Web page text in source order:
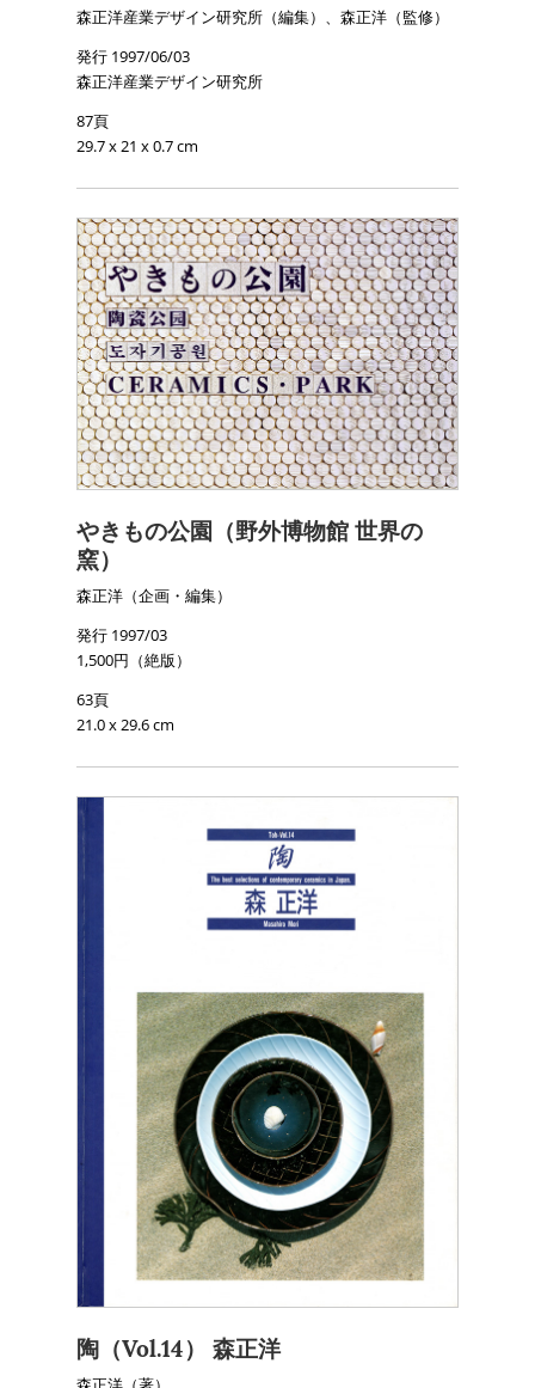
森正洋産業デザイン研究所（編集）、森正洋（監修）
発行 1997/06/03
森正洋産業デザイン研究所
87頁
29.7 x 21 x 0.7 cm
やきもの公園（野外博物館 世界の
窯）
森正洋（企画・編集）
発行 1997/03
1,500円（絶版）
63頁
21.0 x 29.6 cm
陶（Vol.14） 森正洋